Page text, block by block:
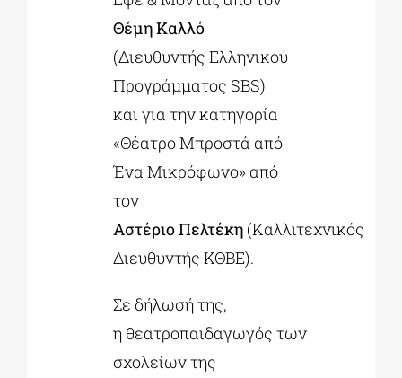
Θέμη Καλλό
(Διευθυντής Ελληνικού
Προγράμματος SBS)
και για την κατηγορία
«Θέατρο Μπροστά από
Ένα Μικρόφωνο» από
τον
Αστέριο Πελτέκη (Καλλιτεχνικός
Διευθυντής ΚΘΒΕ).
Σε δήλωσή της,
η θεατροπαιδαγωγός των
σχολείων της